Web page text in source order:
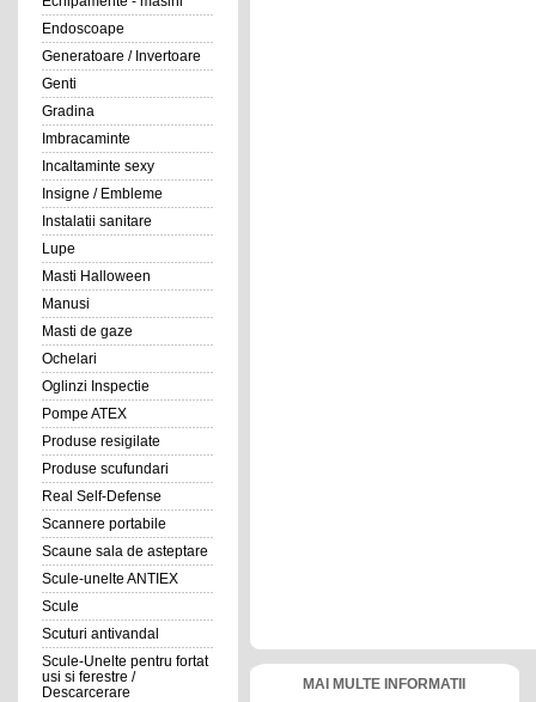
Endoscoape
Generatoare / Invertoare
Genti
Gradina
Imbracaminte
Incaltaminte sexy
Insigne / Embleme
Instalatii sanitare
Lupe
Masti Halloween
Manusi
Masti de gaze
Ochelari
Oglinzi Inspectie
Pompe ATEX
Produse resigilate
Produse scufundari
Real Self-Defense
Scannere portabile
Scaune sala de asteptare
Scule-unelte ANTIEX
Scule
Scuturi antivandal
Scule-Unelte pentru fortat
usi si ferestre /
Descarcerare
MAI MULTE INFORMATII